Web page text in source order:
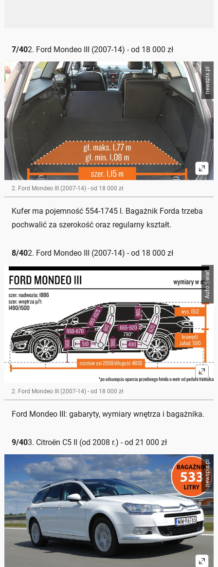
7/402. Ford Mondeo III (2007-14) - od 18 000 zł
newspix.pl
2. Ford Mondeo III (2007-14) - od 18 000 zł
Kufer ma pojemność 554-1745 l. Bagażnik Forda trzeba
pochwalić za szerokość oraz regularny kształt.
8/402. Ford Mondeo III (2007-14) - od 18 000 zł
Auto Świat
2. Ford Mondeo III (2007-14) - od 18 000 zł
Ford Mondeo III: gabaryty, wymiary wnętrza i bagażnika.
9/403. Citroën C5 II (od 2008 r.) - od 21 000 zł
newspix.pl